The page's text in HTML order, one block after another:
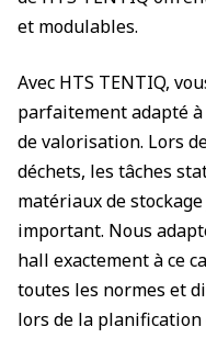
et modulables.
Avec HTS TENTIQ,
parfaitement adapté
de valorisation. Lors
déchets, les tâches
matériaux de
important. Nous
hall exactement à ce
toutes les normes et
lors de la planification